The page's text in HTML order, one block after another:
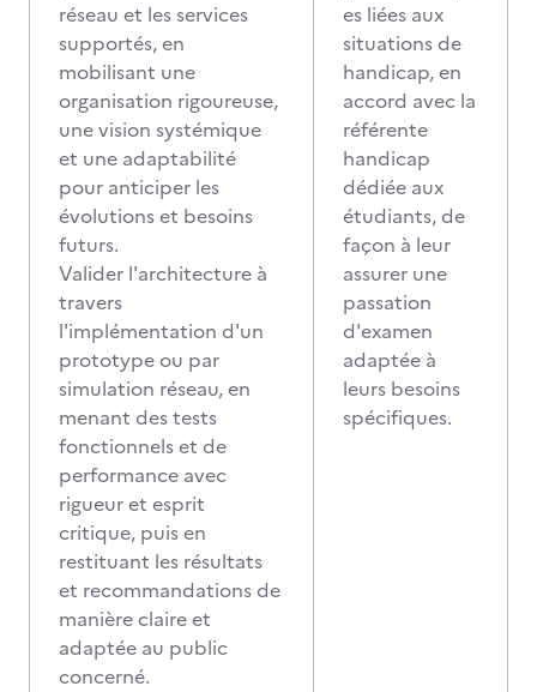
réseau et les services
supportés, en
mobilisant une
organisation rigoureuse,
une vision systémique
et une adaptabilité
pour anticiper les
évolutions et besoins
futurs.
Valider l'architecture à
travers
l'implémentation d'un
prototype ou par
simulation réseau, en
menant des tests
fonctionnels et de
performance avec
rigueur et esprit
critique, puis en
restituant les résultats
et recommandations de
manière claire et
adaptée au public
concerné.
es liées aux
situations de
handicap, en
accord avec la
référente
handicap
dédiée aux
étudiants, de
façon à leur
assurer une
passation
d'examen
adaptée à
leurs besoins
spécifiques.